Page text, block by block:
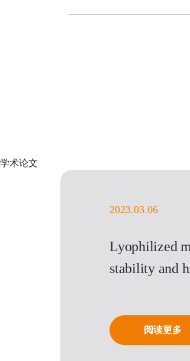
学术论文
2023.03.06
Lyophilized
stability and
阅读更多